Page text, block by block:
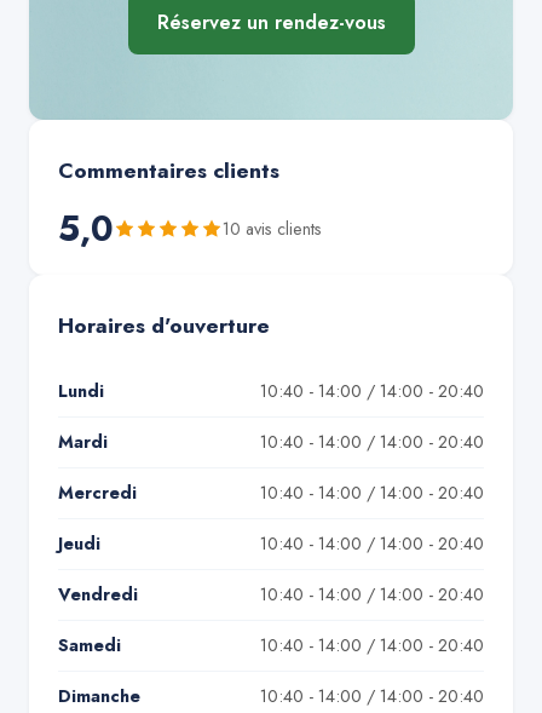
Réservez un rendez-vous
Commentaires clients
5,0 10 avis clients
Horaires d'ouverture
Lundi 10:40 - 14:00 / 14:00 - 20:40
Mardi 10:40 - 14:00 / 14:00 - 20:40
Mercredi 10:40 - 14:00 / 14:00 - 20:40
Jeudi 10:40 - 14:00 / 14:00 - 20:40
Vendredi 10:40 - 14:00 / 14:00 - 20:40
Samedi 10:40 - 14:00 / 14:00 - 20:40
Dimanche 10:40 - 14:00 / 14:00 - 20:40